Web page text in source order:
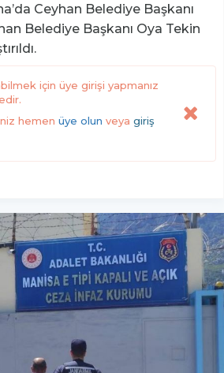
Ceyhan Belediye Başkanı
Belediye Başkanı Oya Tekin
için üye girişi yapmanız
hemen üye olun veya giriş